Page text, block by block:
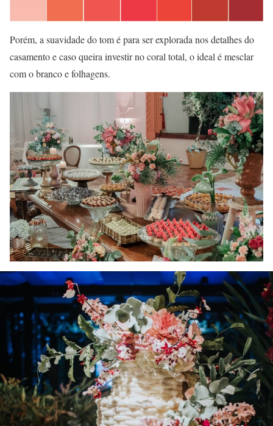
Porém, a suavidade do tom é para ser explorada nos detalhes do
casamento e caso queira investir no coral total, o ideal é mesclar
com o branco e folhagens.